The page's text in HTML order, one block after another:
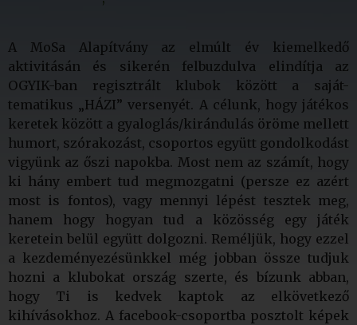
A MoSa Alapítvány az elmúlt év kiemelkedő
aktivitásán és sikerén felbuzdulva elindítja az
OGYIK-ban regisztrált klubok között a saját-
tematikus „HÁZI” versenyét. A célunk, hogy játékos
keretek között a gyaloglás/kirándulás öröme mellett
humort, szórakozást, csoportos együtt gondolkodást
vigyünk az őszi napokba. Most nem az számít, hogy
ki hány embert tud megmozgatni (persze ez azért
most is fontos), vagy mennyi lépést tesztek meg,
hanem hogy hogyan tud a közösség egy játék
keretein belül együtt dolgozni. Reméljük, hogy ezzel
a kezdeményezésünkkel még jobban össze tudjuk
hozni a klubokat ország szerte, és bízunk abban,
hogy Ti is kedvek kaptok az elkövetkező
kihívásokhoz. A facebook-csoportba posztolt képek